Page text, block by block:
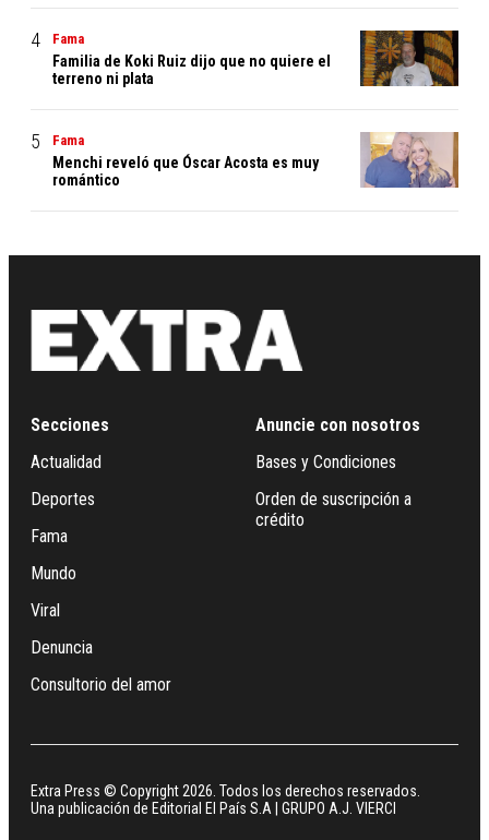
Fama
Familia de Koki Ruiz dijo que no quiere el
terreno ni plata
Fama
Menchi reveló que Óscar Acosta es muy
romántico
Secciones
Actualidad
Deportes
Fama
Mundo
Viral
Denuncia
Consultorio del amor
Anuncie con nosotros
Bases y Condiciones
Orden de suscripción a
crédito
Extra Press © Copyright 2026. Todos los derechos reservados.
Una publicación de Editorial El País S.A | GRUPO A.J. VIERCI